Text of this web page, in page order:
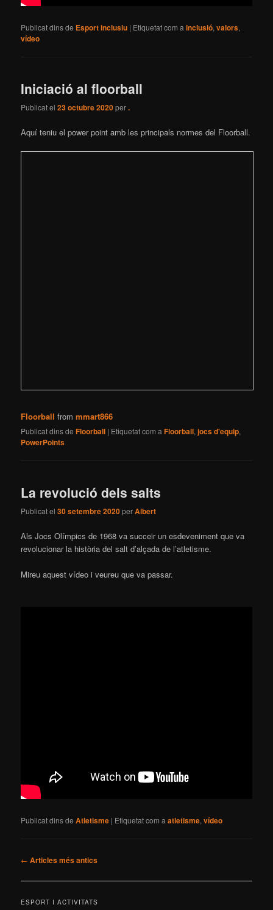
Publicat dins de Esport inclusiu | Etiquetat com a inclusió,valors,
vídeo
Iniciació al floorball
Publicat el23 octubre 2020per.
Aquí teniu el power point amb les principals normes del Floorball.
Floorball frommmart866
Publicat dins de Floorball | Etiquetat com a Floorball,jocs d'equip,
PowerPoints
La revolució dels salts
Publicat el30 setembre 2020perAlbert
Als Jocs Olímpics de 1968 va succeir un esdeveniment que va
revolucionar la història del salt d’alçada de l’atletisme.
Mireu aquest vídeo i veureu que va passar.
Publicat dins de Atletisme | Etiquetat com a atletisme,vídeo
Navegació
articles
← Articles més antics
ESPORT I ACTIVITATS